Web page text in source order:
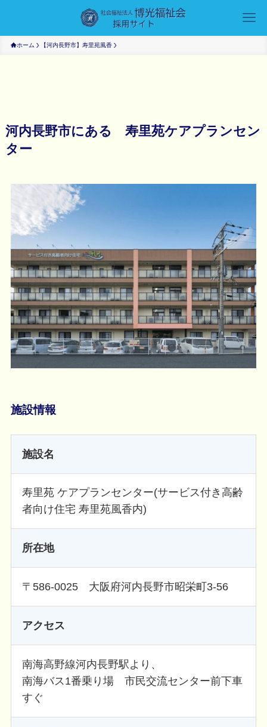
ホーム 【河内長野市】寿里苑風香
河内長野市にある 寿里苑ケアプランセン
ター
施設情報
施設名
寿里苑 ケアプランセンター(サービス付き高齢
者向け住宅 寿里苑風香内)
所在地
〒586-0025 大阪府河内長野市昭栄町3-56
アクセス
南海高野線河内長野駅より、
南海バス1番乗り場 市民交流センター前下車
すぐ